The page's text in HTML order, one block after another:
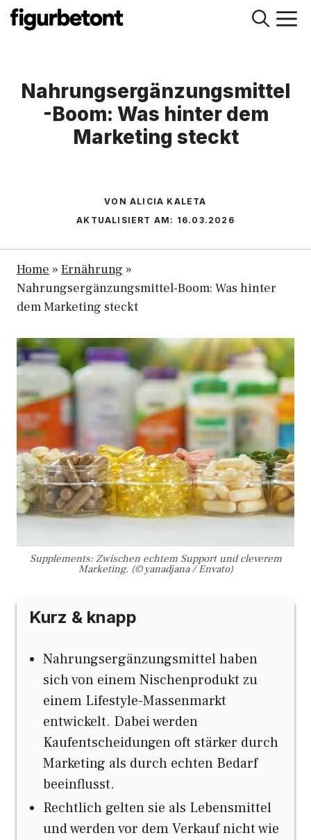
Zum
Inhalt
Nahrungsergänzungsmittel
-Boom: Was hinter dem
Marketing steckt
VON ALICIA KALETA
AKTUALISIERT AM: 16.03.2026
Home » Ernährung »
Nahrungsergänzungsmittel-Boom: Was hinter
dem Marketing steckt
Supplements: Zwischen echtem Support und cleverem
Marketing. (© yanadjana / Envato)
Kurz & knapp
Nahrungsergänzungsmittel haben
sich von einem Nischenprodukt zu
einem Lifestyle-Massenmarkt
entwickelt. Dabei werden
Kaufentscheidungen oft stärker durch
Marketing als durch echten Bedarf
beeinflusst.
Rechtlich gelten sie als Lebensmittel
und werden vor dem Verkauf nicht wie